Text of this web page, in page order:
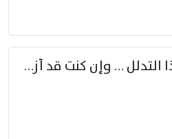
أفاطم مهلا بعض هذا التدلل … وإن كنت قد أزمعت صرمي فأجملي